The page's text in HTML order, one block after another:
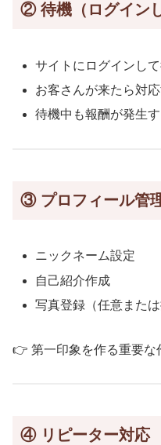
② 待機（ログイン
サイトにログインし
お客さんが来たら対
待機中も報酬が発生
③ プロフィール管
ニックネーム設定
自己紹介作成
写真登録（任意または
👉 第一印象を作る重要な
④ リピーター対応